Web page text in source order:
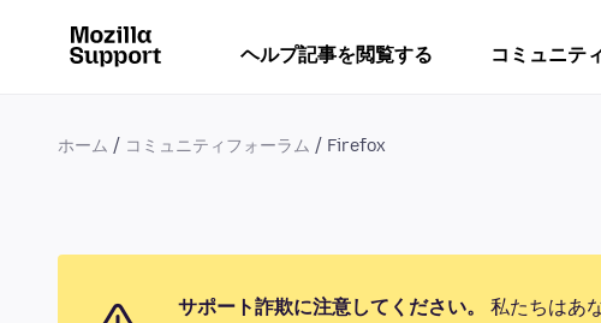
ヘルプ記事を閲覧する コミュニテ
ホーム コミュニティフォーラム Firefox
サポート詐欺に注意してください。
私たちはあ